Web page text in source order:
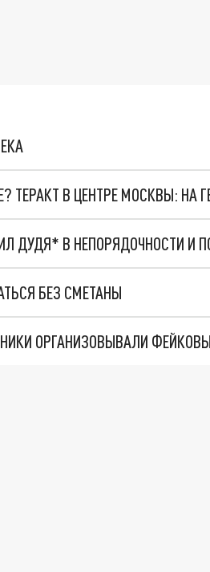
ТЕРАКТ В ЦЕНТРЕ МОСКВЫ: НА
ДУДЯ* В НЕПОРЯДОЧНОСТИ И
БЕЗ СМЕТАНЫ
ОРГАНИЗОВЫВАЛИ